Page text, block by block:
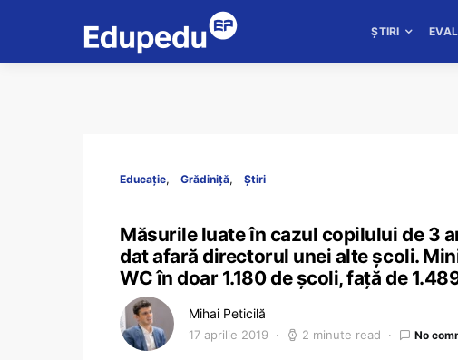
ȘTIRI
Educație Grădiniță Știri
Măsurile luate în cazul copilului de 3
dat afară directorul unei alte școli.
WC în doar 1.180 de școli, față de
Mihai Peticilă
17 aprilie 2019 2 minute read No